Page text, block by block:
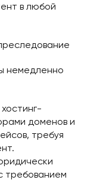
в любой
немедленно
доменов и
требуя
требованием